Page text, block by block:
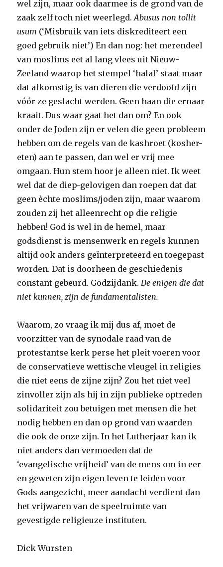
wel zijn, maar ook daarmee is de grond van de
zaak zelf toch niet weerlegd.Abusus non tollit
usum (‘Misbruik van iets diskrediteert een
goed gebruik niet’) En dan nog: het merendeel
van moslims eet al lang vlees uit Nieuw-
Zeeland waarop het stempel ‘halal’ staat maar
dat afkomstig is van dieren die verdoofd zijn
vóór ze geslacht werden. Geen haan die ernaar
kraait. Dus waar gaat het dan om? En ook
onder de Joden zijn er velen die geen probleem
hebben om de regels van de kashroet (kosher-
eten) aan te passen, dan wel er vrij mee
omgaan. Hun stem hoor je alleen niet. Ik weet
wel dat de diep-gelovigen dan roepen dat dat
geen èchte moslims/joden zijn, maar waarom
zouden zij het alleenrecht op die religie
hebben! God is wel in de hemel, maar
godsdienst is mensenwerk en regels kunnen
altijd ook anders geïnterpreteerd en toegepast
worden. Dat is doorheen de geschiedenis
constant gebeurd. Godzijdank.De enigen die dat
niet kunnen, zijn de fundamentalisten.
Waarom, zo vraag ik mij dus af, moet de
voorzitter van de synodale raad van de
protestantse kerk perse het pleit voeren voor
de conservatieve wettische vleugel in religies
die niet eens de zijne zijn? Zou het niet veel
zinvoller zijn als hij in zijn publieke optreden
solidariteit zou betuigen met mensen die het
nodig hebben en dan op grond van waarden
die ook de onze zijn. In het Lutherjaar kan ik
niet anders dan vermoeden dat de
‘evangelische vrijheid’ van de mens om in eer
en geweten zijn eigen leven te leiden voor
Gods aangezicht, meer aandacht verdient dan
het vrijwaren van de speelruimte van
gevestigde religieuze instituten.
Dick Wursten